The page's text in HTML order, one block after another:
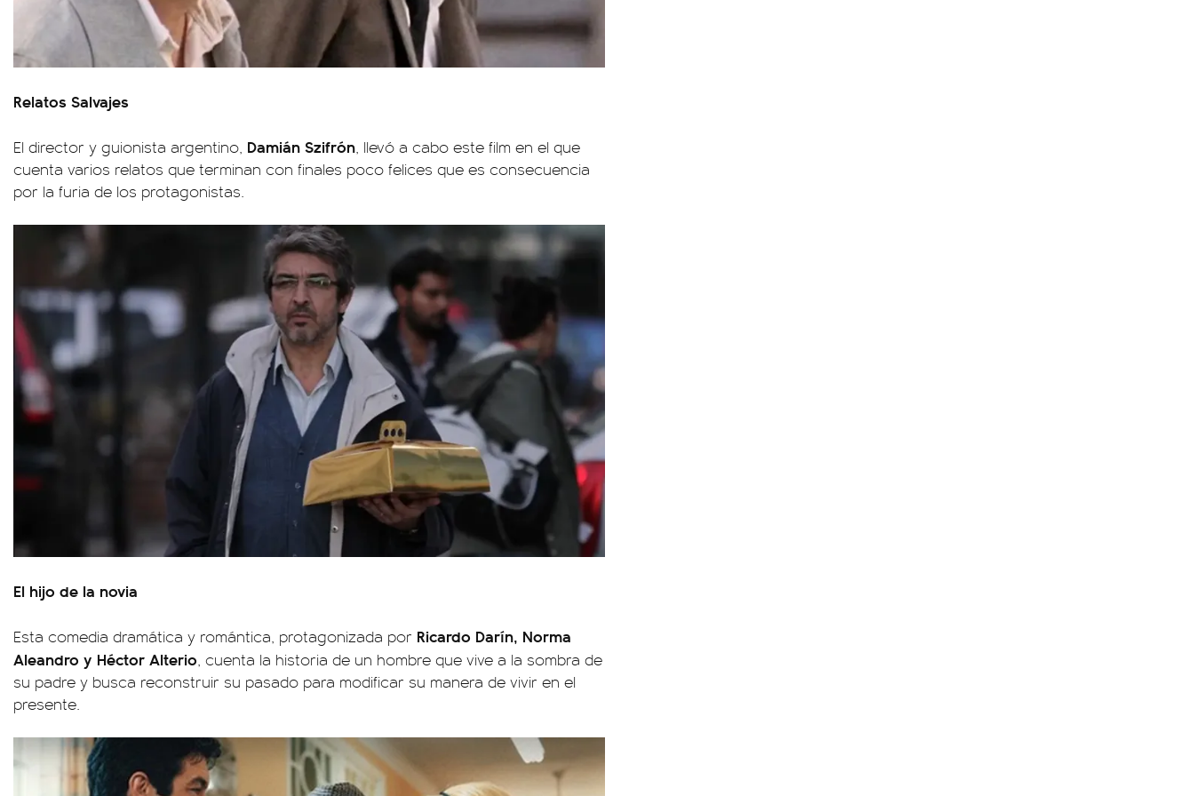
Relatos Salvajes
El director y guionista argentino, Damián Szifrón, llevó a cabo este film en el que
cuenta varios relatos que terminan con finales poco felices que es consecuencia
por la furia de los protagonistas.
El hijo de la novia
Esta comedia dramática y romántica, protagonizada por Ricardo Darín, Norma
Aleandro y Héctor Alterio, cuenta la historia de un hombre que vive a la sombra de
su padre y busca reconstruir su pasado para modificar su manera de vivir en el
presente.